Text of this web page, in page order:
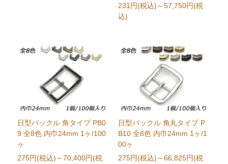
231円(税込) ～57,750円(税
込)
日型バックル 角タイプ PB0
9 全8色 内巾24mm 1ヶ/100
ヶ
275円(税込) ～70,400円(税
日型バックル 角丸タイプ P
B10 全8色 内巾24mm 1ヶ/1
00ヶ
275円(税込) ～66,825円(税